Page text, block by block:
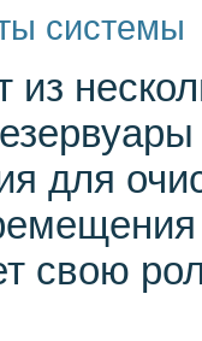
системы
из
для
свою